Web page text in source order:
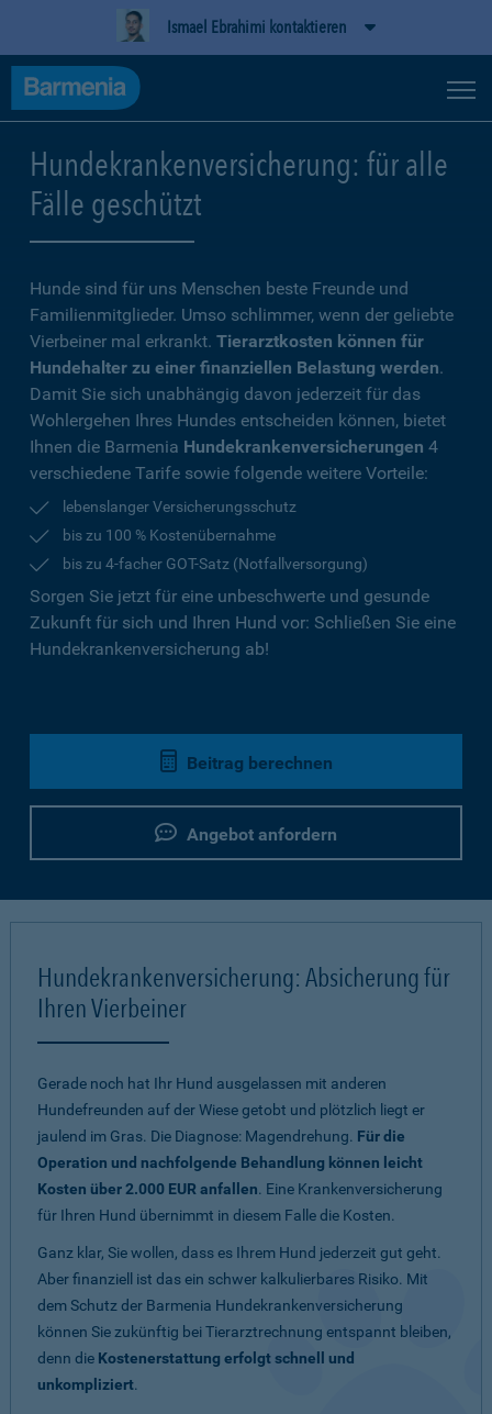
Ismael Ebrahimi kontaktieren
Hundekrankenversicherung: für alle
Fälle geschützt
Hunde sind für uns Menschen beste Freunde und
Familienmitglieder. Umso schlimmer, wenn der geliebte
Vierbeiner mal erkrankt. Tierarztkosten können für
Hundehalter zu einer finanziellen Belastung werden.
Damit Sie sich unabhängig davon jederzeit für das
Wohlergehen Ihres Hundes entscheiden können, bietet
Ihnen die Barmenia Hundekrankenversicherungen 4
verschiedene Tarife sowie folgende weitere Vorteile:
lebenslanger Versicherungsschutz
bis zu 100 % Kostenübernahme
bis zu 4-facher GOT-Satz (Notfallversorgung)
Sorgen Sie jetzt für eine unbeschwerte und gesunde
Zukunft für sich und Ihren Hund vor: Schließen Sie eine
Hundekrankenversicherung ab!
Beitrag berechnen
Angebot anfordern
Hundekrankenversicherung: Absicherung für
Ihren Vierbeiner
Gerade noch hat Ihr Hund ausgelassen mit anderen
Hundefreunden auf der Wiese getobt und plötzlich liegt er
jaulend im Gras. Die Diagnose: Magendrehung. Für die
Operation und nachfolgende Behandlung können leicht
Kosten über 2.000 EUR anfallen. Eine Krankenversicherung
für Ihren Hund übernimmt in diesem Falle die Kosten.
Ganz klar, Sie wollen, dass es Ihrem Hund jederzeit gut geht.
Aber finanziell ist das ein schwer kalkulierbares Risiko. Mit
dem Schutz der Barmenia Hundekrankenversicherung
können Sie zukünftig bei Tierarztrechnung entspannt bleiben,
denn die Kostenerstattung erfolgt schnell und
unkompliziert.